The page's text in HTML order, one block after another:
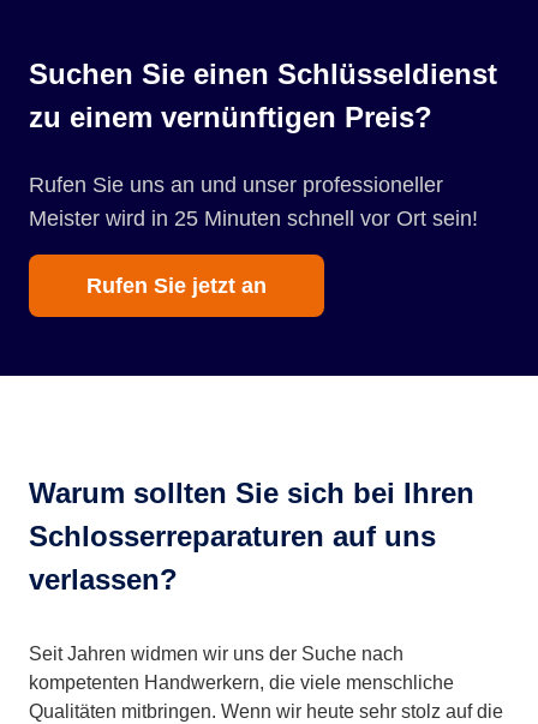
Suchen Sie einen Schlüsseldienst
zu einem vernünftigen Preis?
Rufen Sie uns an und unser professioneller
Meister wird in 25 Minuten schnell vor Ort sein!
Rufen Sie jetzt an
Warum sollten Sie sich bei Ihren
Schlosserreparaturen auf uns
verlassen?
Seit Jahren widmen wir uns der Suche nach
kompetenten Handwerkern, die viele menschliche
Qualitäten mitbringen. Wenn wir heute sehr stolz auf die